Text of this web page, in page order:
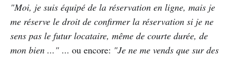
"Moi, je suis équipé de la réservation en ligne, mais je
me réserve le droit de confirmer la réservation si je ne
sens pas le futur locataire, même de courte durée, de
mon bien ..." ... ou encore: "Je ne me vends que sur des